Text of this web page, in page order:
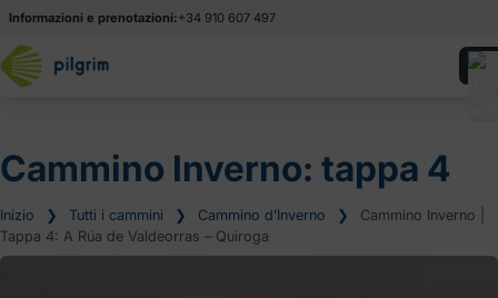
Informazioni e prenotazioni:+34 910 607 497
Cammino Inverno: tappa 4
Inizio ❯ Tutti i cammini ❯ Cammino d’Inverno ❯
Cammino Inverno |
Tappa 4: A Rúa de Valdeorras – Quiroga